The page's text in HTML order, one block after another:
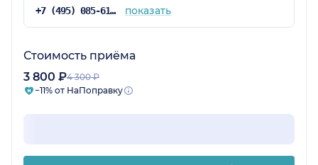
+7 (495) 085-61-22 показать
Стоимость приёма
3 800 ₽4 300 ₽
−11% от НаПоправку